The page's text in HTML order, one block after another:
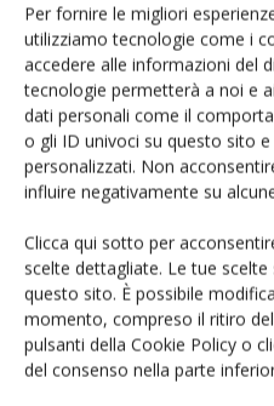
Per fornire le migliori
utilizziamo tecnologie come i
accedere alle informazioni del
tecnologie permetterà a noi e
dati personali come il
o gli ID univoci su questo sito
personalizzati. Non
influire negativamente su
Clicca qui sotto per
scelte dettagliate. Le tue
questo sito. È possibile
momento, compreso il ritiro
pulsanti della Cookie Policy o
del consenso nella parte